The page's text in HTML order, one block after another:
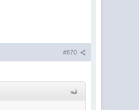
#670